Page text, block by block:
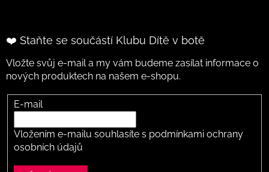
❤️ Staňte se součástí Klubu Dítě v botě
Vložte svůj e-mail a my vám budeme zasílat informace o
nových produktech na našem e-shopu.
E-mail
Vložením e-mailu souhlasíte s podmínkami ochrany
osobních údajů